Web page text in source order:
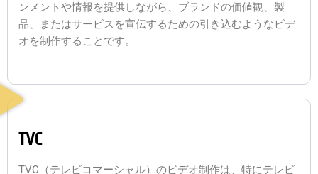
ンメントや情報を提供しながら、ブランドの価値観、製
品、またはサービスを宣伝するための引き込むようなビデ
オを制作することです。
TVC
TVC（テレビコマーシャル）のビデオ制作は、特にテレビ